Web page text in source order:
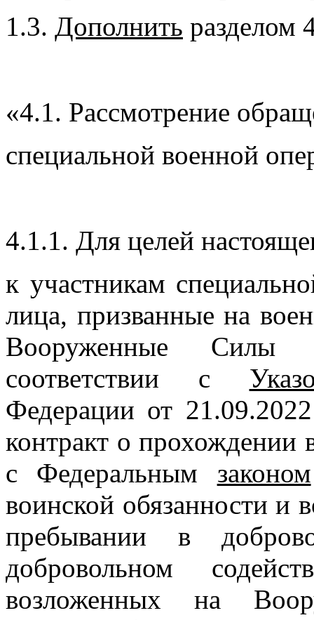
1.3. Дополнить разделом
«4.1. Рассмотрение
специальной военной
4.1.1. Для целей
к участникам
лица, призванные на
Вооруженные Силы
соответствии с
Федерации от
контракт о прохождении
с Федеральным законом
воинской обязанности и
пребывании в
добровольном
возложенных на